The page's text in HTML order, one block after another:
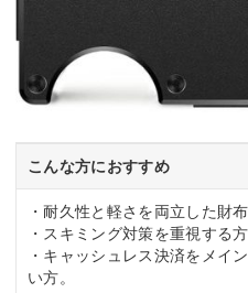
こんな方におすすめ
・耐久性と軽さを両立した財
・スキミング対策を重視する方
・キャッシュレス決済をメイ
い方。